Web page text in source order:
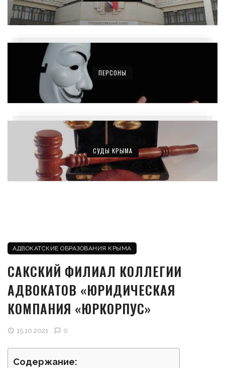
ПЕРСОНЫ
СУДЫ КРЫМА
АДВОКАТСКИЕ ОБРАЗОВАНИЯ КРЫМА
САКСКИЙ ФИЛИАЛ КОЛЛЕГИИ
АДВОКАТОВ «ЮРИДИЧЕСКАЯ
КОМПАНИЯ «ЮРКОРПУС»
15.10.2021 0
Содержание: